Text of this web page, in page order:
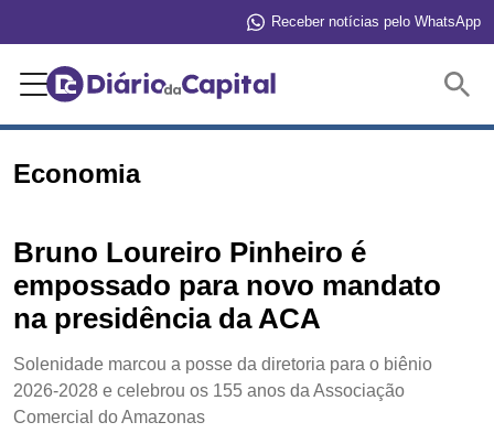
Receber notícias pelo WhatsApp
Economia
Bruno Loureiro Pinheiro é
empossado para novo mandato
na presidência da ACA
Solenidade marcou a posse da diretoria para o biênio
2026-2028 e celebrou os 155 anos da Associação
Comercial do Amazonas